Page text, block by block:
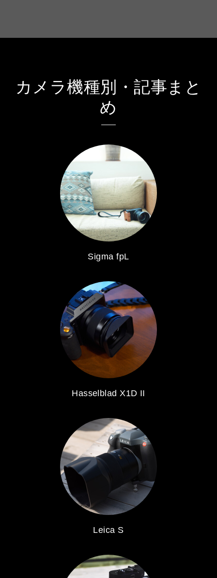
カメラ機種別・記事まと
め
Sigma fpL
Hasselblad X1D II
Leica S